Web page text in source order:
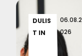
DULIS
T IN
06.08.2
026